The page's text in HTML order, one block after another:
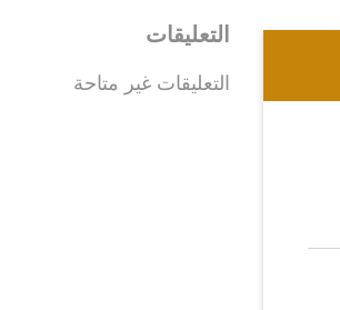
التعليقات
التعليقات غير متاحة